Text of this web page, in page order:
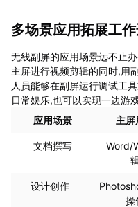
多场景应用拓展工
无线副屏的应用场景远不止
主屏进行视频剪辑的同时,用
人员能够在副屏运行调试工
日常娱乐,也可以实现一边游
应用场景
主屏
文档撰写
Word/
设计创作
操